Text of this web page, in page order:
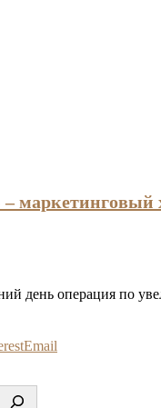
–
день операция по
Email